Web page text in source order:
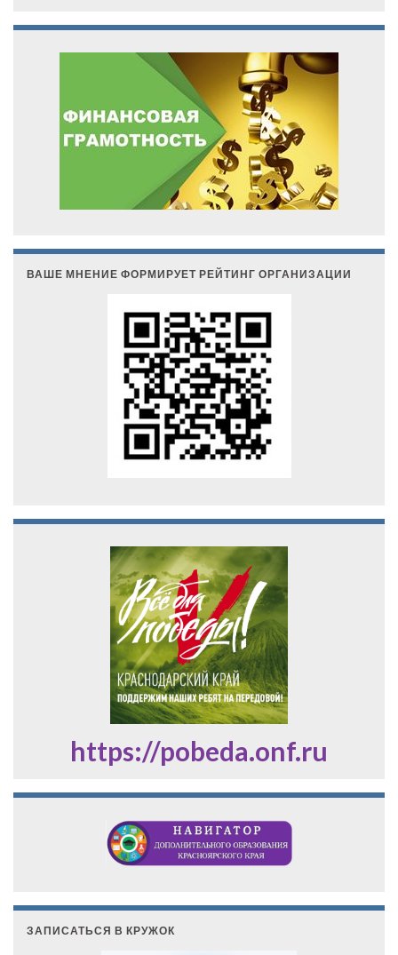
ВАШЕ МНЕНИЕ ФОРМИРУЕТ РЕЙТИНГ ОРГАНИЗАЦИИ
https://pobeda.onf.ru
ЗАПИСАТЬСЯ В КРУЖОК